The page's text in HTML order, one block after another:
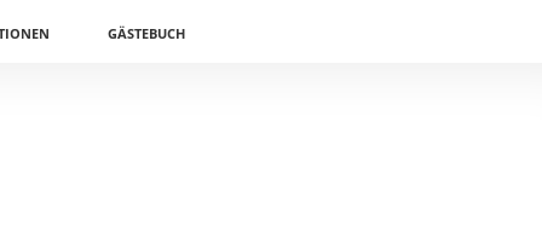
GÄSTEBUCH